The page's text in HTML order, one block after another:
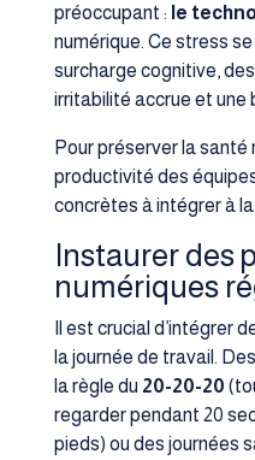
préoccupant : le
numérique. Ce stress
surcharge cognitive,
irritabilité accrue et une
Pour préserver la
productivité des
concrètes à intégrer à
Instaurer des
numériques
Il est crucial d’intégrer
la journée de travail.
la règle du 20-20-20
regarder pendant 20
pieds) ou des journées